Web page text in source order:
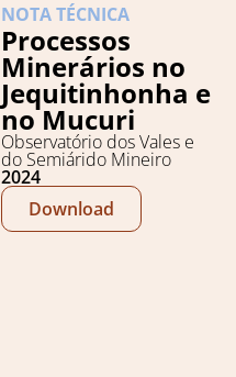
NOTA TÉCNICA
Processos
Minerários no
Jequitinhonha e
no Mucuri
Observatório dos Vales e
do Semiárido Mineiro
2024
Download